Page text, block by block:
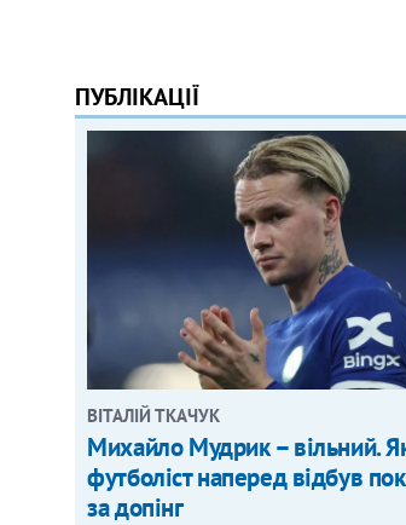
ПУБЛІКАЦІЇ
ВІТАЛІЙ ТКАЧУК
Михайло Мудрик – вільний.
футболіст наперед відбув
за допінг